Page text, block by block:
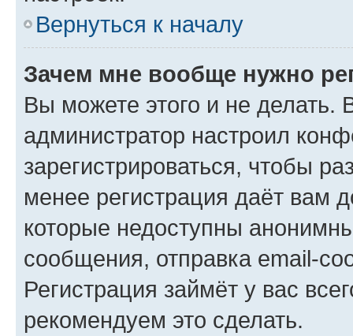
Вернуться к началу
Зачем мне вообще нужно
Вы можете этого и не делать.
администратор настроил
зарегистрироваться, чтобы
менее регистрация даёт вам
которые недоступны
сообщения, отправка email-
Регистрация займёт у вас
рекомендуем это сделать.